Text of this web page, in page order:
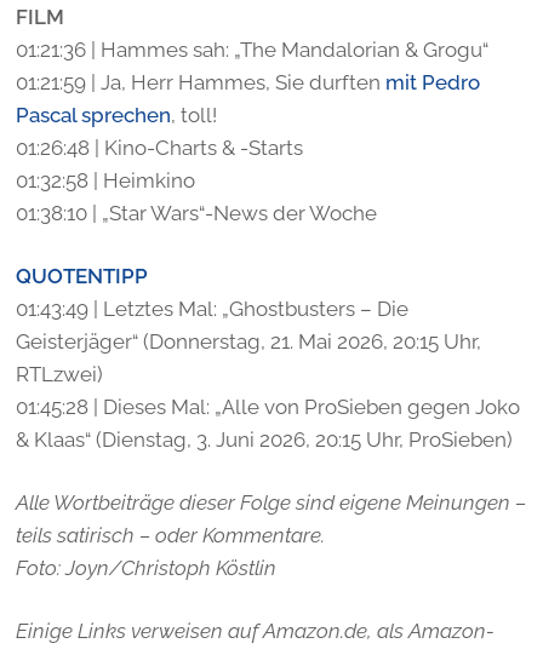
FILM
01:21:36 | Hammes sah: „The Mandalorian & Grogu“
01:21:59 | Ja, Herr Hammes, Sie durften mit Pedro
Pascal sprechen, toll!
01:26:48 | Kino-Charts & -Starts
01:32:58 | Heimkino
01:38:10 | „Star Wars“-News der Woche
QUOTENTIPP
01:43:49 | Letztes Mal: „Ghostbusters – Die
Geisterjäger“ (Donnerstag, 21. Mai 2026, 20:15 Uhr,
RTLzwei)
01:45:28 | Dieses Mal: „Alle von ProSieben gegen Joko
& Klaas“ (Dienstag, 3. Juni 2026, 20:15 Uhr, ProSieben)
Alle Wortbeiträge dieser Folge sind eigene Meinungen –
teils satirisch – oder Kommentare.
Foto: Joyn/Christoph Köstlin
Einige Links verweisen auf Amazon.de, als Amazon-